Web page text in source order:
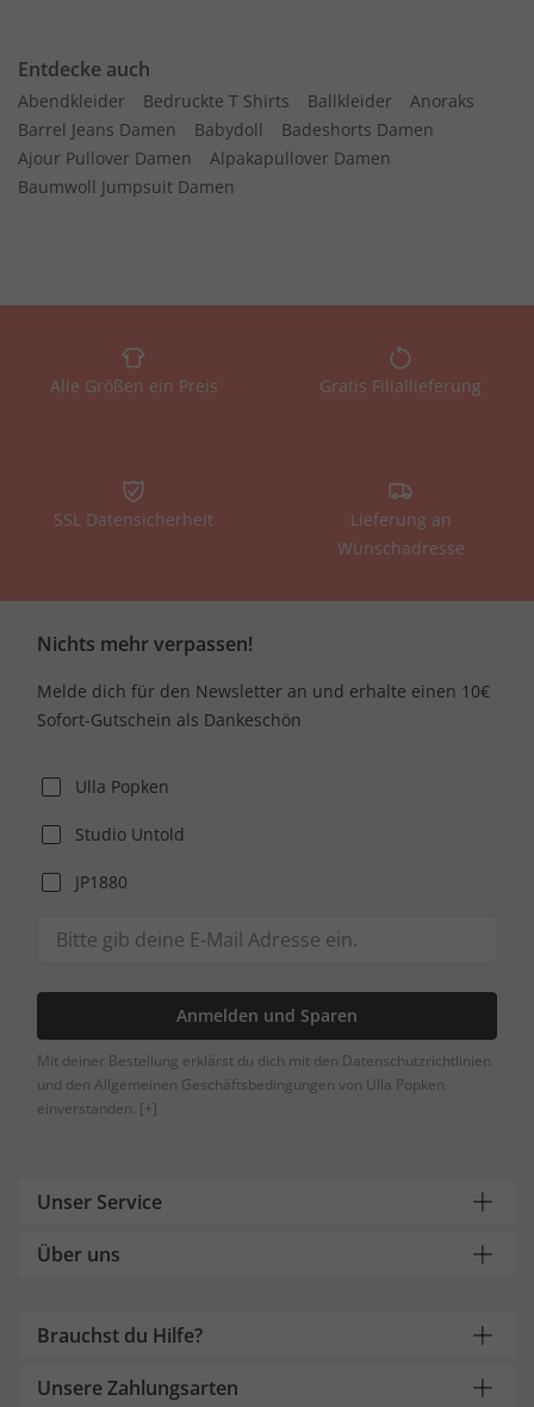
Entdecke auch
Abendkleider Bedruckte T Shirts Ballkleider
Anoraks
Barrel Jeans Damen
Babydoll
Badeshorts Damen
Ajour Pullover Damen
Alpakapullover Damen
Baumwoll Jumpsuit Damen
Alle Größen ein Preis Gratis Filiallieferung
SSL Datensicherheit
Lieferung an
Wunschadresse
Nichts mehr verpassen!
Melde dich für den Newsletter an und erhalte einen 10€
Sofort-Gutschein als Dankeschön
Ulla Popken
Studio Untold
JP1880
Anmelden und Sparen
Mit deiner Bestellung erklärst du dich mit den Datenschutzrichtlinien
und den Allgemeinen Geschäftsbedingungen von Ulla Popken
einverstanden. [+]
Unser Service
Über uns
Brauchst du Hilfe?
Unsere Zahlungsarten